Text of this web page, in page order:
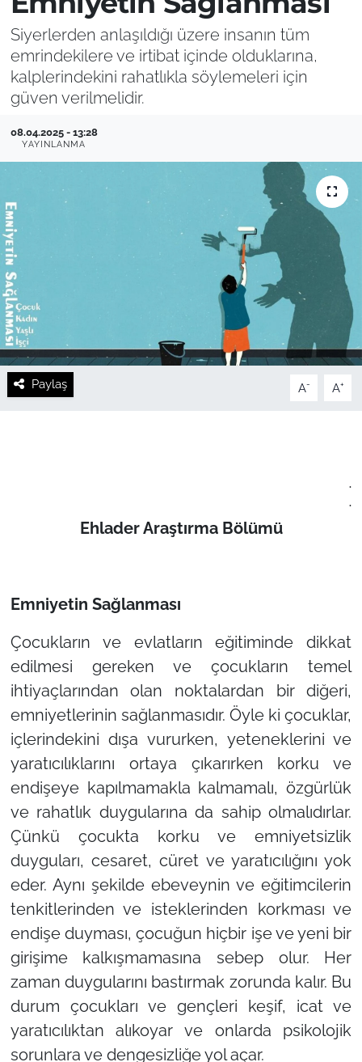
Siyerlerden anlaşıldığı üzere insanın tüm
emrindekilere ve irtibat içinde olduklarına,
kalplerindekini rahatlıkla söylemeleri için
güven verilmelidir.
08.04.2025 - 13:28
YAYINLANMA
Paylaş A- A+
.
.
Ehlader Araştırma Bölümü
Emniyetin Sağlanması
Çocukların ve evlatların eğitiminde dikkat
edilmesi gereken ve çocukların temel
ihtiyaçlarından olan noktalardan bir diğeri,
emniyetlerinin sağlanmasıdır. Öyle ki çocuklar,
içlerindekini dışa vururken, yeteneklerini ve
yaratıcılıklarını ortaya çıkarırken korku ve
endişeye kapılmamakla kalmamalı, özgürlük
ve rahatlık duygularına da sahip olmalıdırlar.
Çünkü çocukta korku ve emniyetsizlik
duyguları, cesaret, cüret ve yaratıcılığını yok
eder. Aynı şekilde ebeveynin ve eğitimcilerin
tenkitlerinden ve isteklerinden korkması ve
endişe duyması, çocuğun hiçbir işe ve yeni bir
girişime kalkışmamasına sebep olur. Her
zaman duygularını bastırmak zorunda kalır. Bu
durum çocukları ve gençleri keşif, icat ve
yaratıcılıktan alıkoyar ve onlarda psikolojik
sorunlara ve dengesizliğe yol açar.